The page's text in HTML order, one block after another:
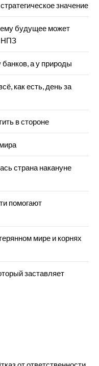
значение
будущее может
НПЗ
а у природы
как есть, день за
в стороне
страна накануне
помогают
мире и корнях
заставляет